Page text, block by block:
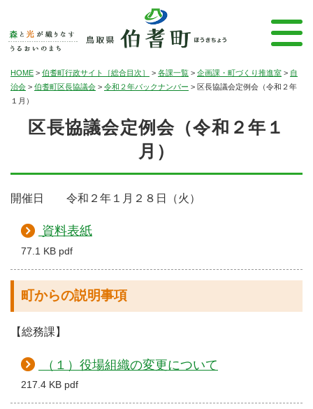
HOME > 伯耆町行政サイト［総合目次］ > 各課一覧 > 企画課・町づくり推進室 > 自
治会 > 伯耆町区長協議会 > 令和２年バックナンバー > 区長協議会定例会（令和２年
１月）
区長協議会定例会（令和２年１
月）
開催日 令和２年１月２８日（火）
資料表紙
77.1 KB pdf
町からの説明事項
【総務課】
（１）役場組織の変更について
217.4 KB pdf